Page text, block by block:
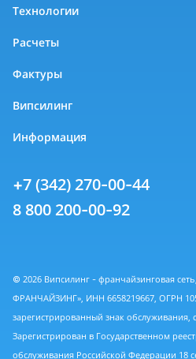
Технологии
Расчеты
Фактуры
Випсилинг
Информация
+7 (342) 270-00-44
8 800 200-00-92
© 2026 Випсилинг - франчайзинговая
ФРАНЧАЙЗИНГ», ИНН 6658219667, ОГРН
зарегистрированный знак обслуживания,
Зарегистрирован в Государственном
обслуживания Российской Федерации 18